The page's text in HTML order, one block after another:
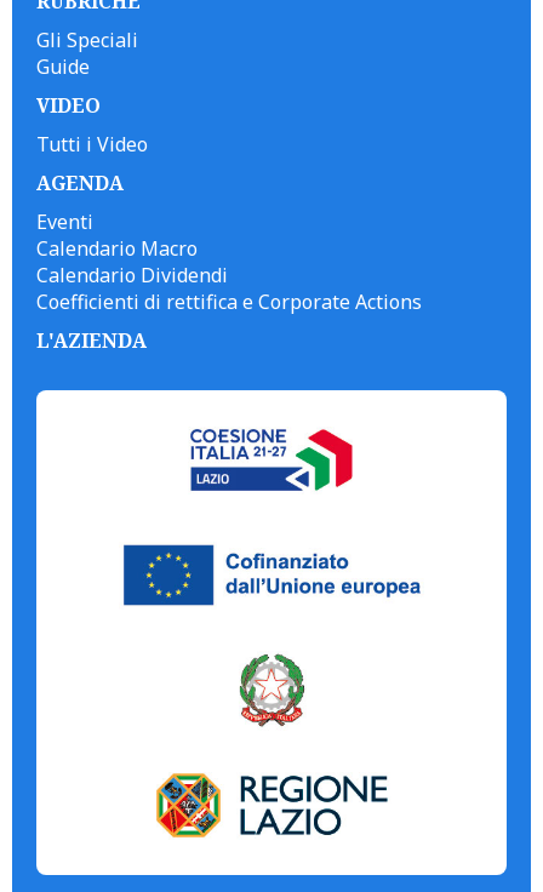
Gli Speciali
Guide
VIDEO
Tutti i Video
AGENDA
Eventi
Calendario Macro
Calendario Dividendi
Coefficienti di rettifica e Corporate Actions
L'AZIENDA